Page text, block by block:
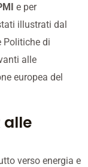
e per
illustrati dal
Politiche di
alle
europea del
alle
verso energia e